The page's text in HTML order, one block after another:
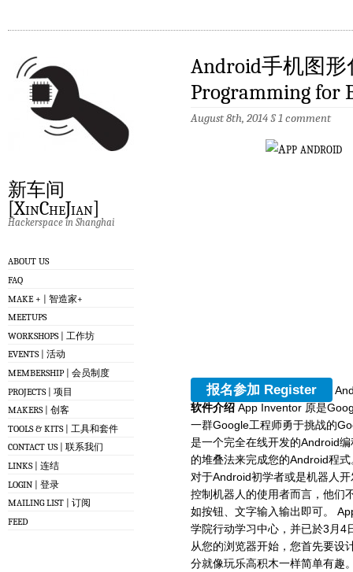
新车间
[XinCheJian]
Hackerspace in Shanghai
ABOUT US
FAQ
MAKE + | 智造家+
MEETUPS
WORKSHOPS | 工作坊
EVENTS | 活动
MEMBERSHIP | 会员制度
PROJECTS | 项目
MAKERS | 创客
TOOLS & KITS | 工具和套件
CONTACT US | 联系我们
LINKS | 连结
LOGIN | 登录
MAILING LIST | 订阅
FEED
Android手机图形
Programming for
August 8th, 2014§1 comment
报名参加 Register
软件介绍 App Inventor 原是
一群Google工程师勇于挑战的
是一个完全在线开发的Android
的堆叠法来完成您的Android程
对于Android初学者或是机器人
控制机器人的使用者而言，他们
如按钮、文字输入输出即可。
学院行动学习中心，并已於3月4
从您的浏览器开始，您首先要设
分就像玩乐高积木一样简单有趣